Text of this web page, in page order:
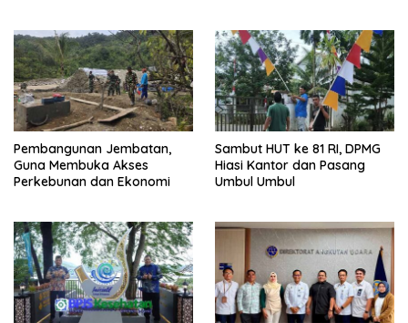
Pembangunan Jembatan,
Guna Membuka Akses
Perkebunan dan Ekonomi
Sambut HUT ke 81 RI, DPMG
Hiasi Kantor dan Pasang
Umbul Umbul